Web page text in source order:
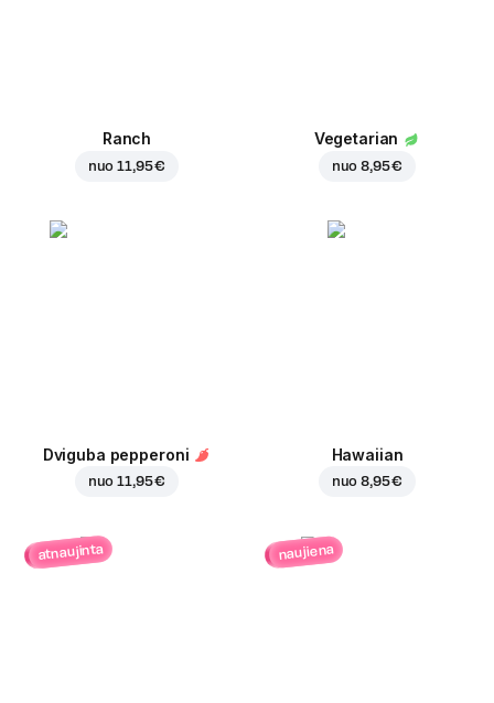
Ranch
nuo11,95 €
Vegetarian
nuo8,95 €
Dviguba pepperoni
nuo11,95 €
Hawaiian
nuo8,95 €
atnaujinta naujiena